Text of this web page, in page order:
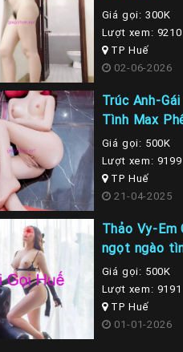
Giá gọi: 300K
Lượt xem: 9210
TP Huế
02-06-2026
Trúc Anh-
Tình Max
Giá gọi: 500K
Lượt xem: 9199
TP Huế
21-04-2025
Thảo Vy-Em
ngọt ngào
Giá gọi: 500K
Lượt xem: 9191
TP Huế
01-01-2026